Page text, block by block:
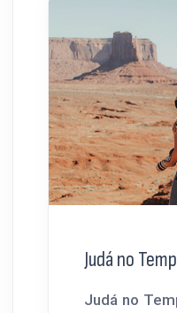
Judá no
Judá no